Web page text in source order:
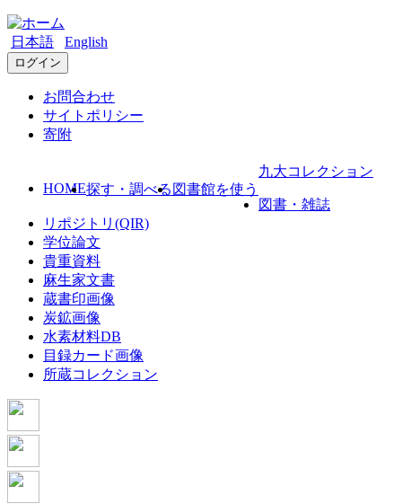
日本語 English
ログイン
お問合わせ
サイトポリシー
寄附
HOME探す・調べる 図書館を使う
九大コレクション
図書・雑誌
リポジトリ(QIR)
学位論文
貴重資料
麻生家文書
蔵書印画像
炭鉱画像
水素材料DB
目録カード画像
所蔵コレクション